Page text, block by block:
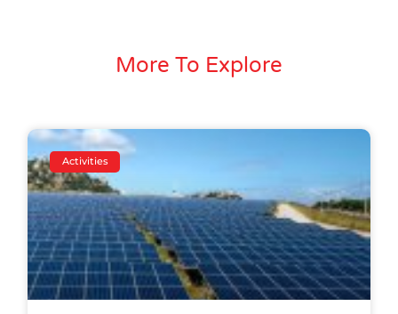
More To Explore
Activities